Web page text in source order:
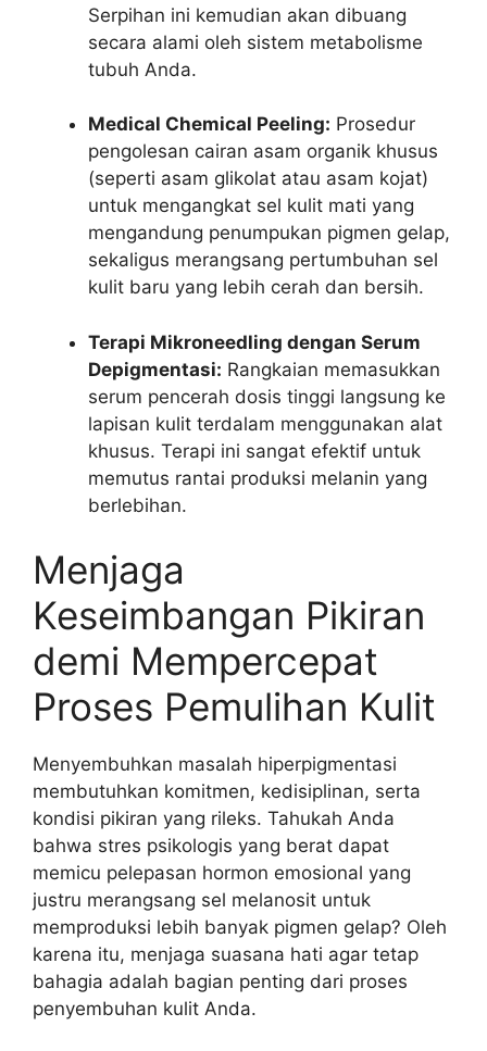
Serpihan ini kemudian akan dibuang
secara alami oleh sistem metabolisme
tubuh Anda.
Medical Chemical Peeling: Prosedur
pengolesan cairan asam organik khusus
(seperti asam glikolat atau asam kojat)
untuk mengangkat sel kulit mati yang
mengandung penumpukan pigmen gelap,
sekaligus merangsang pertumbuhan sel
kulit baru yang lebih cerah dan bersih.
Terapi Mikroneedling dengan Serum
Depigmentasi: Rangkaian memasukkan
serum pencerah dosis tinggi langsung ke
lapisan kulit terdalam menggunakan alat
khusus. Terapi ini sangat efektif untuk
memutus rantai produksi melanin yang
berlebihan.
Menjaga
Keseimbangan Pikiran
demi Mempercepat
Proses Pemulihan Kulit
Menyembuhkan masalah hiperpigmentasi
membutuhkan komitmen, kedisiplinan, serta
kondisi pikiran yang rileks. Tahukah Anda
bahwa stres psikologis yang berat dapat
memicu pelepasan hormon emosional yang
justru merangsang sel melanosit untuk
memproduksi lebih banyak pigmen gelap? Oleh
karena itu, menjaga suasana hati agar tetap
bahagia adalah bagian penting dari proses
penyembuhan kulit Anda.